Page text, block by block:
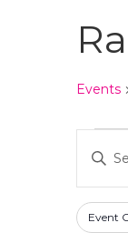
Events
v
e
t
e
F
C Event